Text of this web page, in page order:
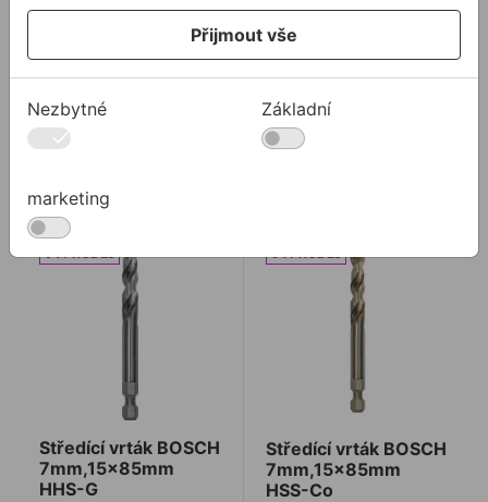
561,75 Kč /ks
337,05Kč s DPH
833,63 Kč
416,81 Kč
/ks
416,81Kč s DPH
Středící vrták BOSCH 7mm,15x85mm HHS-G
Středící vrták BOSCH
7mm,15x85mm
HHS-G
Středící vrták BOSCH
7mm,15x85mm
HSS-Co
Přijmout vše
Nezbytné Základní
marketing